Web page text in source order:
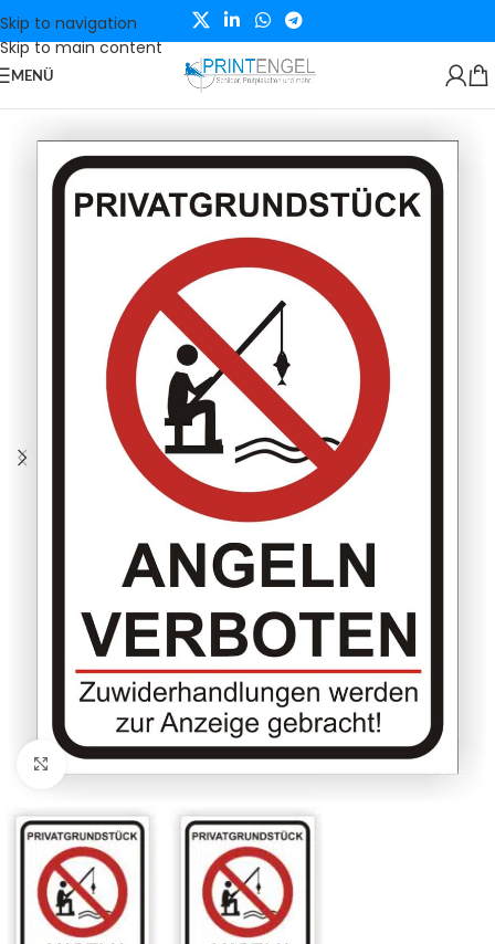
Skip to navigation
Skip to main content
MENÜ
Klicken zum Vergrößern